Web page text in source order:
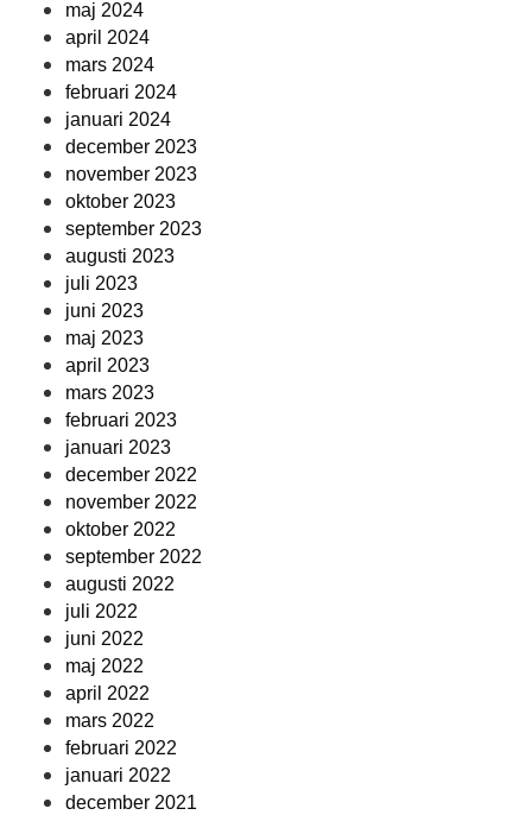
maj 2024
april 2024
mars 2024
februari 2024
januari 2024
december 2023
november 2023
oktober 2023
september 2023
augusti 2023
juli 2023
juni 2023
maj 2023
april 2023
mars 2023
februari 2023
januari 2023
december 2022
november 2022
oktober 2022
september 2022
augusti 2022
juli 2022
juni 2022
maj 2022
april 2022
mars 2022
februari 2022
januari 2022
december 2021